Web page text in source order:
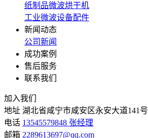
纸制品微波烘干机
工业微波设备配件
新闻动态
公司新闻
成功案例
售后服务
联系我们
加入我们
地址 湖北省咸宁市咸安区永安大道141号
电话 13545579848 张经理
邮箱 2289613697@qq.com